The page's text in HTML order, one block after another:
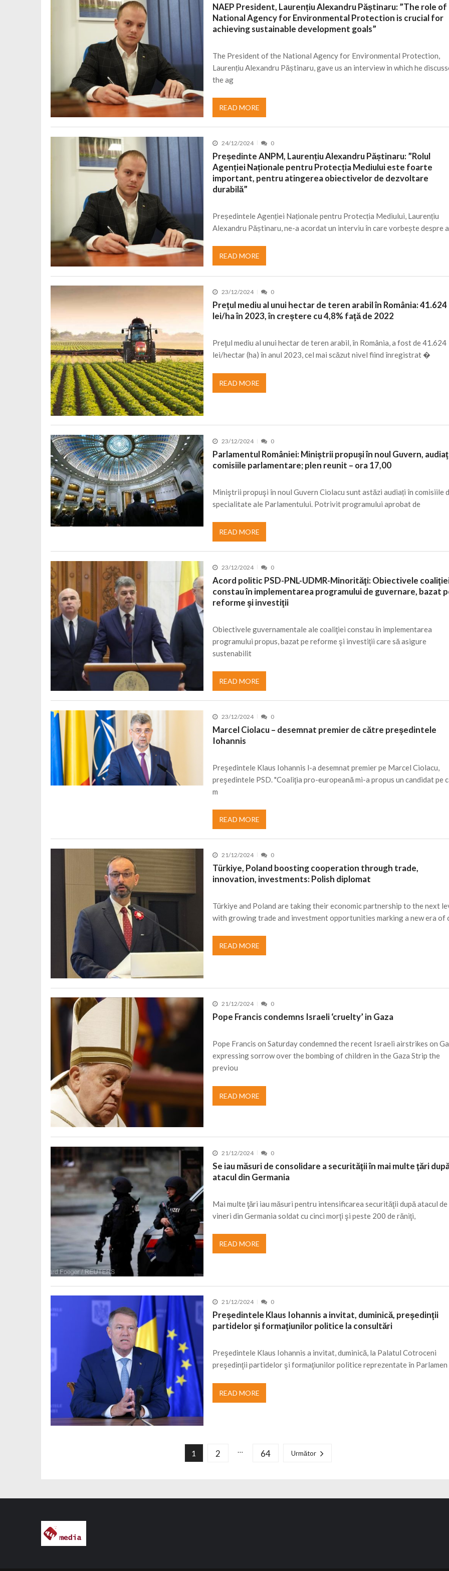
Încă o creșă modernă pentru Alba: 40 de locuri noi la Zlatna prin Programul... 15/07/2026
Ministerul Mediului derulează dezbaterea publică pentru proiectul de lege care... 15/07/2026
Percheziții și flagrant în Neamț: canabis descoperit într-un colet și ascu...
Ministerul Apărării Naționale participă la efortul național pentru protejar... 04/08/2026
Dobânzi de pânã la 7,50% la ediția FIDELIS din luna august 04/08/2026
MMAP pune în consultare publică proiectul Catalogului național al zonelor pri...
NAEP President, Laurențiu Alexandru Păștinaru: ”The role
National Agency for Environmental Protection is crucial for
achieving sustainable development goals”
The President of the National Agency for Environmental Protection,
Laurențiu Alexandru Păștinaru, gave us an interview in which he
the ag
READ MORE
24/12/2024 0
Președinte ANPM, Laurențiu Alexandru Păștinaru: ”Rolul
Agenției Naționale pentru Protecția Mediului este foarte
important, pentru atingerea obiectivelor de dezvoltare
durabilă”
Președintele Agenției Naționale pentru Protecția Mediului, Laurențiu
Alexandru Păștinaru, ne-a acordat un interviu în care vorbește despre
READ MORE
23/12/2024 0
Preţul mediu al unui hectar de teren arabil în România: 41.624
lei/ha în 2023, în creştere cu 4,8% faţă de 2022
Preţul mediu al unui hectar de teren arabil, în România, a fost de 41.624
lei/hectar (ha) în anul 2023, cel mai scăzut nivel fiind înregistrat �
READ MORE
23/12/2024 0
Parlamentul României: Miniştrii propuşi în noul Guvern,
comisiile parlamentare; plen reunit – ora 17,00
Miniştrii propuşi în noul Guvern Ciolacu sunt astăzi audiați în comisiile
specialitate ale Parlamentului. Potrivit programului aprobat de
READ MORE
23/12/2024 0
Acord politic PSD-PNL-UDMR-Minorităţi: Obiectivele
constau în implementarea programului de guvernare, bazat
reforme şi investiţii
Obiectivele guvernamentale ale coaliţiei constau în implementarea
programului propus, bazat pe reforme şi investiţii care să asigure
sustenabilit
READ MORE
23/12/2024 0
Marcel Ciolacu – desemnat premier de către preşedintele
Iohannis
Preşedintele Klaus Iohannis l-a desemnat premier pe Marcel Ciolacu,
preşedintele PSD. "Coaliţia pro-europeană mi-a propus un candidat pe
m
READ MORE
21/12/2024 0
Türkiye, Poland boosting cooperation through trade,
innovation, investments: Polish diplomat
Türkiye and Poland are taking their economic partnership to the next
with growing trade and investment opportunities marking a new era of
READ MORE
21/12/2024 0
Pope Francis condemns Israeli ‘cruelty’ in Gaza
Pope Francis on Saturday condemned the recent Israeli airstrikes on
expressing sorrow over the bombing of children in the Gaza Strip the
previou
READ MORE
21/12/2024 0
Se iau măsuri de consolidare a securităţii în mai multe ţări
atacul din Germania
Mai multe ţări iau măsuri pentru intensificarea securităţii după atacul de
vineri din Germania soldat cu cinci morţi şi peste 200 de răniţi,
READ MORE
21/12/2024 0
Preşedintele Klaus Iohannis a invitat, duminică, preşedinţii
partidelor şi formaţiunilor politice la consultări
Preşedintele Klaus Iohannis a invitat, duminică, la Palatul Cotroceni
preşedinţii partidelor şi formaţiunilor politice reprezentate în Parlamen
READ MORE
1 2 64 Următor